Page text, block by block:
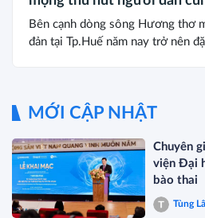
Bên cạnh dòng sông Hương thơ
đản tại Tp.Huế năm nay trở nên
MỚI CẬP NHẬT
Chuyên
viện Đại
bào thai
Tùng